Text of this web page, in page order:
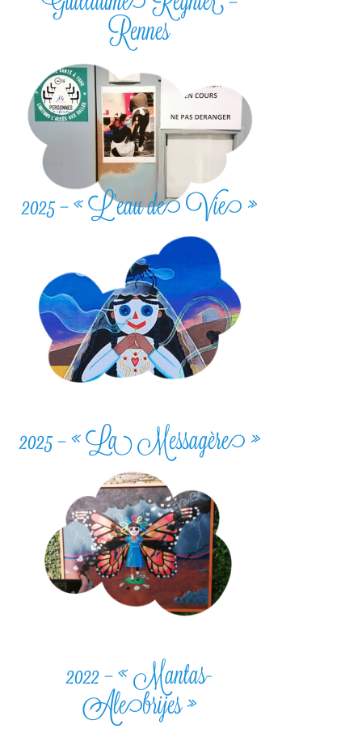
Rennes
2025 – « L’eau de Vie »
2025 – « La Messagère »
2022 – « Mantas-
Alebrijes »